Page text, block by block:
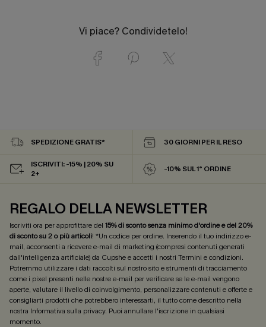
Vi piace? Condividetelo!
SPEDIZIONE GRATIS* 30 GIORNI PER IL RESO
ISCRIVITI: -15% | 20% SU
2+
-10% SUL 1° ORDINE
REGALO DELLA NEWSLETTER
Iscriviti ora per approfittare del 15% di sconto senza minimo d'ordine e del 20%
di sconto su 2 o più articoli! *Un codice per ordine. Inserendo il tuo indirizzo e-
mail, acconsenti a ricevere e-mail di marketing (compresi contenuti generati
dall'intelligenza artificiale) da Cupshe e accetti i nostri Termini e condizioni.
Potremmo utilizzare i dati raccolti sul nostro sito e strumenti di tracciamento
come i pixel presenti nelle nostre e-mail per verificare se le e-mail vengono
aperte, valutare il livello di coinvolgimento, personalizzare contenuti e offerte e
consigliarti prodotti che potrebbero interessarti, il tutto come descritto nella
nostra Informativa sulla privacy. Puoi annullare l'iscrizione in qualsiasi
momento.